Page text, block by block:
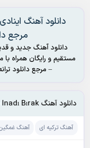
دانلود آهنگ
مرجع
دانلود آهنگ جدید و
– مرجع دانلود
دانلود آهنگ Zeynep Inadı Bırak
آهنگ ترکیه ای آهنگ